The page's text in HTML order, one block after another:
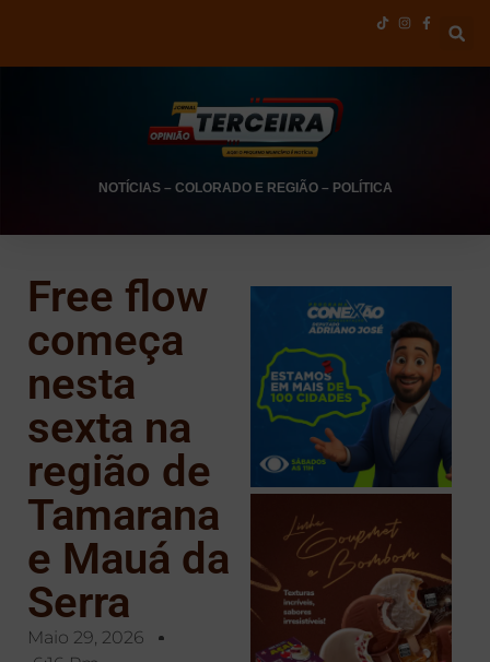
NOTÍCIAS– COLORADO E REGIÃO– POLÍTICA
Free flow
começa
nesta
sexta na
região de
Tamarana
e Mauá da
Serra
Maio 29, 2026